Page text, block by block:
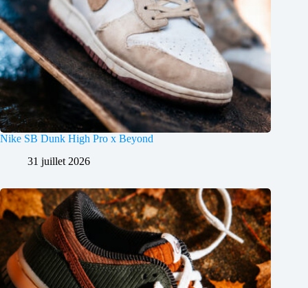
Nike SB Dunk High Pro x Beyond
31 juillet 2026